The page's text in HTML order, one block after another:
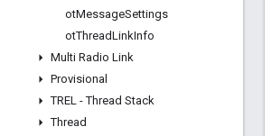
otMessageSettings
otThreadLinkInfo
Multi Radio Link
Provisional
TREL - Thread Stack
Thread